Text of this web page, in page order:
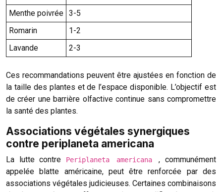
Menthe poivrée 3-5
Romarin
1-2
Lavande
2-3
Ces recommandations peuvent être ajustées en fonction de
la taille des plantes et de l’espace disponible. L’objectif est
de créer une barrière olfactive continue sans compromettre
la santé des plantes.
Associations végétales synergiques
contre periplaneta americana
La lutte contre Periplaneta americana, communément
appelée blatte américaine, peut être renforcée par des
associations végétales judicieuses. Certaines combinaisons